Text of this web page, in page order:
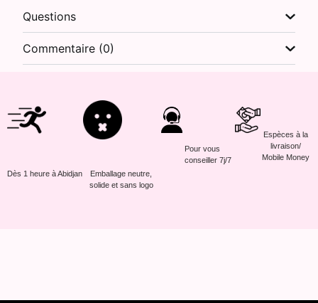
Questions
Commentaire (0)
Dès 1 heure à Abidjan
Emballage neutre,
solide et sans logo
Pour vous
conseiller 7j/7
Espèces à la
livraison/
Mobile Money